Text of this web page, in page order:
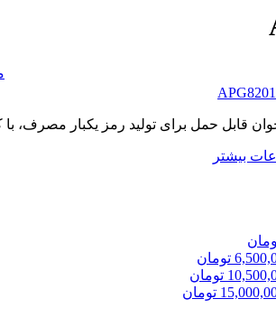
قابل حمل برای تولید رمز یکبار مصرف،
بيشتر